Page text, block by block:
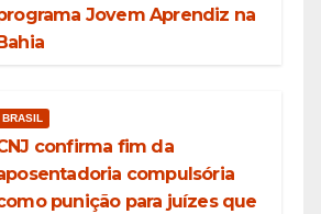
Jovem Aprendiz na
BRASIL
confirma fim da
compulsória
punição para juízes que